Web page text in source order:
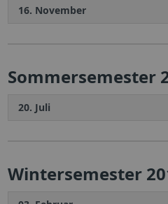
16. November
Sommersemester
20. Juli
Wintersemester